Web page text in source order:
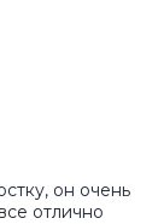
он очень
отлично